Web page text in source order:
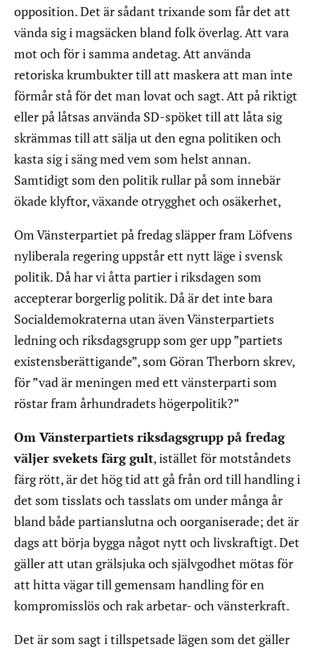
opposition. Det är sådant trixande som får det att
vända sig i magsäcken bland folk överlag. Att vara
mot och för i samma andetag. Att använda
retoriska krumbukter till att maskera att man inte
förmår stå för det man lovat och sagt. Att på riktigt
eller på låtsas använda SD-spöket till att låta sig
skrämmas till att sälja ut den egna politiken och
kasta sig i säng med vem som helst annan.
Samtidigt som den politik rullar på som innebär
ökade klyftor, växande otrygghet och osäkerhet,
Om Vänsterpartiet på fredag släpper fram Löfvens
nyliberala regering uppstår ett nytt läge i svensk
politik. Då har vi åtta partier i riksdagen som
accepterar borgerlig politik. Då är det inte bara
Socialdemokraterna utan även Vänsterpartiets
ledning och riksdagsgrupp som ger upp ”partiets
existensberättigande”, som Göran Therborn skrev,
för ”vad är meningen med ett vänsterparti som
röstar fram århundradets högerpolitik?”
Om Vänsterpartiets riksdagsgrupp på fredag
väljer svekets färg gult, istället för motståndets
färg rött, är det hög tid att gå från ord till handling i
det som tisslats och tasslats om under många år
bland både partianslutna och oorganiserade; det är
dags att börja bygga något nytt och livskraftigt. Det
gäller att utan grälsjuka och självgodhet mötas för
att hitta vägar till gemensam handling för en
kompromisslös och rak arbetar- och vänsterkraft.
Det är som sagt i tillspetsade lägen som det gäller